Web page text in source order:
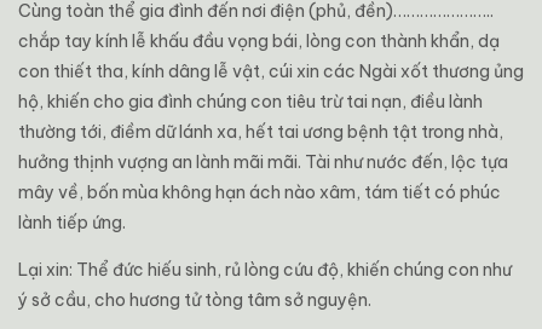
Cùng toàn thể gia đình đến nơi điện (phủ, đền)…………………..
chắp tay kính lễ khấu đầu vọng bái, lòng con thành khẩn, dạ
con thiết tha, kính dâng lễ vật, cúi xin các Ngài xốt thương ủng
hộ, khiến cho gia đình chúng con tiêu trừ tai nạn, điều lành
thường tới, điềm dữ lánh xa, hết tai ương bệnh tật trong nhà,
hưởng thịnh vượng an lành mãi mãi. Tài như nước đến, lộc tựa
mây về, bốn mùa không hạn ách nào xâm, tám tiết có phúc
lành tiếp ứng.
Lại xin: Thể đức hiếu sinh, rủ lòng cứu độ, khiến chúng con như
ý sở cầu, cho hương tử tòng tâm sở nguyện.